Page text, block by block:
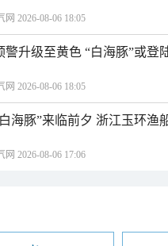
网 2026-08-06 18:05
警升级至黄色 “白海豚”或登
网 2026-08-06 18:05
海豚”来临前夕 浙江玉环渔
网 2026-08-06 17:06